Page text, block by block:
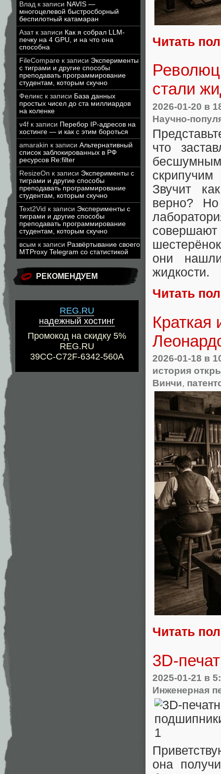
Влад к записи NAVIS —
многоцелевой быстросборный
беспилотный катамаран
Азатк записи Как я собрал LLM-
печку на 4 GPU, и на что она
способна
FileCompare к записи Эксперименты
с тиграми и другие способы
преподавать программирование
студентам, которым скучно
Феликс к записи База данных
простых чисел до ста миллиардов
на коленке
v4f к записи Перебор IP-адресов на
хостинге — и как с этим бороться
amarakin к записи Альтернативный
список заблокированных в РФ
ресурсов Re:filter
ResizeOn к записи Эксперименты с
тиграми и другие способы
преподавать программирование
студентам, которым скучно
Text2Vid к записи Эксперименты с
тиграми и другие способы
преподавать программирование
студентам, которым скучно
всым к записи Развёртывание своего
MTProxy Telegram со статистикой
РЕКОМЕНДУЕМ
REG.RU
надежный хостинг
Промокод на скидку 5%
REG.RU
39CC-C72F-6342-560A
Читать
стали
2026-01-20 в
Научно-
что
Звучит
верно?
они
жидкости.
Читать
Краткая
2026-01-18 в
история
Винчи,
Читать
3D-
2025-01-21 в
Инженерная
она